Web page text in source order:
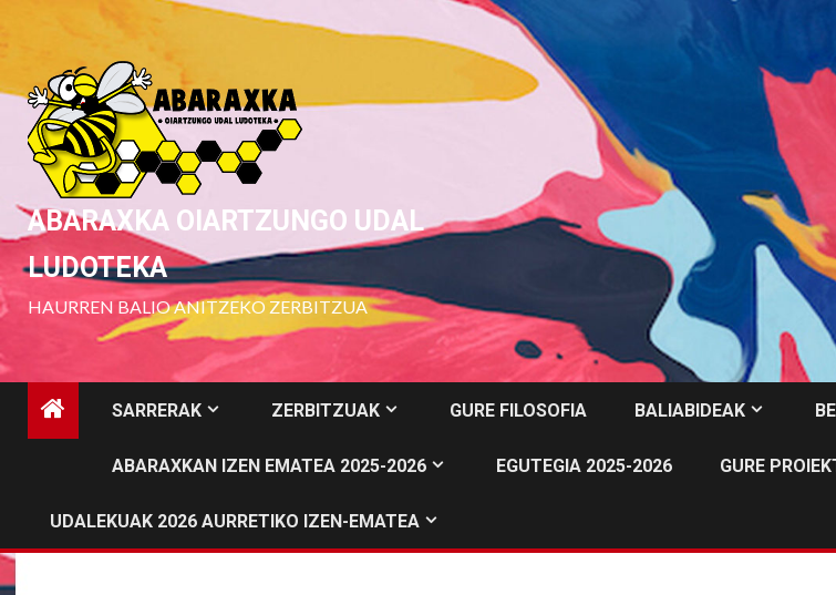
to
content
ABARAXKA OIARTZUNGO UDAL
LUDOTEKA
HAURREN BALIO ANITZEKO ZERBITZUA
SARRERAK ZERBITZUAK GURE FILOSOFIA BALIABIDEAK
ABARAXKAN IZEN EMATEA 2025-2026 EGUTEGIA 2025-2026 GURE
UDALEKUAK 2026 AURRETIKO IZEN-EMATEA